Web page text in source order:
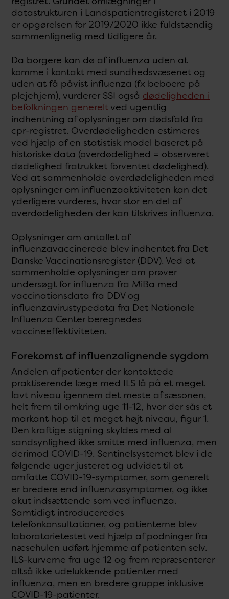
datastrukturen i Landspatientregisteret i 2019
er opgørelsen for 2019/2020 ikke fuldstændig
sammenlignelig med tidligere år.
Da borgere kan dø af influenza uden at
komme i kontakt med sundhedsvæsenet og
uden at få påvist influenza (fx beboere på
plejehjem), vurderer SSI også dødeligheden i
befolkningen generelt ved ugentlig
indhentning af oplysninger om dødsfald fra
cpr-registret. Overdødeligheden estimeres
ved hjælp af en statistisk model baseret på
historiske data (overdødelighed = observeret
dødelighed fratrukket forventet dødelighed).
Ved at sammenholde overdødeligheden med
oplysninger om influenzaaktiviteten kan det
yderligere vurderes, hvor stor en del af
overdødeligheden der kan tilskrives influenza.
Oplysninger om antallet af
influenzavaccinerede blev indhentet fra Det
Danske Vaccinationsregister (DDV). Ved at
sammenholde oplysninger om prøver
undersøgt for influenza fra MiBa med
vaccinationsdata fra DDV og
influenzavirustypedata fra Det Nationale
Influenza Center beregnedes
vaccineeffektiviteten.
Forekomst af influenzalignende sygdom
Andelen af patienter der kontaktede
praktiserende læge med ILS lå på et meget
lavt niveau igennem det meste af sæsonen,
helt frem til omkring uge 11-12, hvor der sås et
markant hop til et meget højt niveau, figur 1.
Den kraftige stigning skyldes med al
sandsynlighed ikke smitte med influenza, men
derimod COVID-19. Sentinelsystemet blev i de
følgende uger justeret og udvidet til at
omfatte COVID-19-symptomer, som generelt
er bredere end influenzasymptomer, og ikke
akut indsættende som ved influenza.
Samtidigt introduceredes
telefonkonsultationer, og patienterne blev
laboratorietestet ved hjælp af podninger fra
næsehulen udført hjemme af patienten selv.
ILS-kurverne fra uge 12 og frem repræsenterer
altså ikke udelukkende patienter med
influenza, men en bredere gruppe inklusive
COVID-19-patienter.